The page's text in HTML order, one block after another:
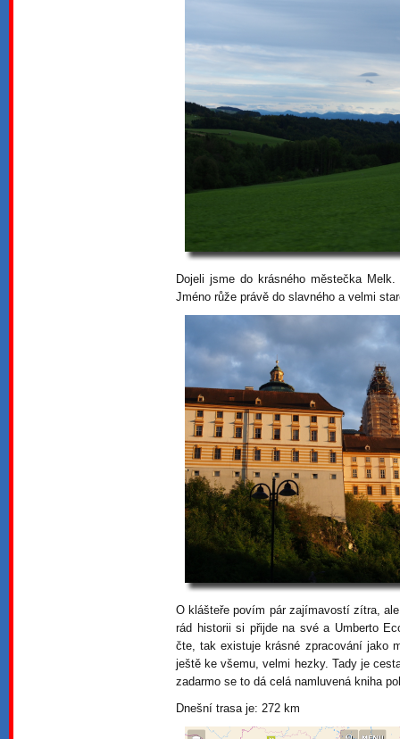
Dojeli jsme do krásného městečka
Jméno růže právě do slavného a velmi
O klášteře povím pár zajímavostí zítra,
rád historii si přijde na své a Umberto
čte, tak existuje krásné zpracování jako
ještě ke všemu, velmi hezky. Tady je
zadarmo se to dá celá namluvená kniha
Dnešní trasa je: 272 km